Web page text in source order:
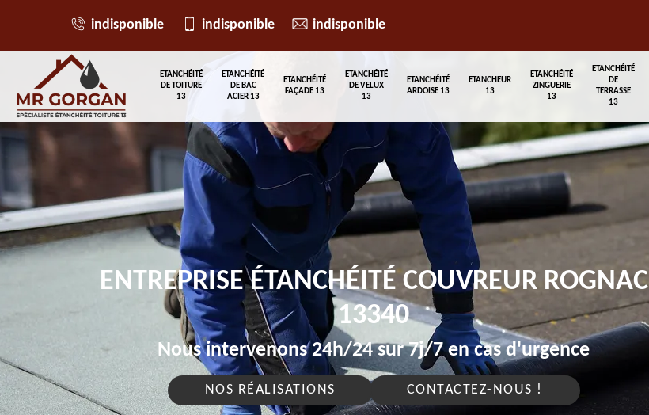
indisponible indisponible indisponible
ETANCHÉITÉ
DE TOITURE
13
ETANCHÉITÉ
DE BAC
ACIER 13
ETANCHÉITÉ
FAÇADE 13
ETANCHÉITÉ
DE VELUX
13
ETANCHÉITÉ
ARDOISE 13
ETANCHEUR
13
ETANCHÉITÉ
ZINGUERIE
13
ETANCHÉITÉ
DE
TERRASSE
13
ENTREPRISE ÉTANCHÉITÉ COUVREUR ROGNAC
13340
Nous intervenons 24h/24 sur 7j/7 en cas d'urgence
NOS RÉALISATIONS CONTACTEZ-NOUS !